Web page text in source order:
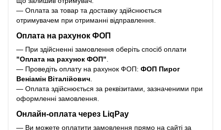
— Оплата за товар та доставку здійснюється
отримувачем при отриманні відправлення.
Оплата на рахунок ФОП
— При здійсненні замовлення оберіть спосіб оплати
"Оплата на рахунок ФОП"
— Проведіть оплату на рахунок ФОП: ФОП Пирог
Веніамін Віталійович
— Оплата здійснюється за реквізитами, зазначеними при
оформленні замовлення.
Онлайн-оплата через LiqPay
— Ви можете оплатити замовлення прямо на сайті за